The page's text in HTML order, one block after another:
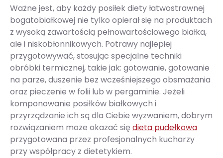
Ważne jest, aby każdy posiłek diety łatwostrawnej
bogatobiałkowej nie tylko opierał się na produktach
z wysoką zawartością pełnowartościowego białka,
ale i niskobłonnikowych. Potrawy najlepiej
przygotowywać, stosując specjalne techniki
obróbki termicznej, takie jak: gotowanie, gotowanie
na parze, duszenie bez wcześniejszego obsmażania
oraz pieczenie w folii lub w pergaminie. Jeżeli
komponowanie posiłków białkowych i
przyrządzanie ich są dla Ciebie wyzwaniem, dobrym
rozwiązaniem może okazać się dieta pudełkowa
przygotowana przez profesjonalnych kucharzy
przy współpracy z dietetykiem.